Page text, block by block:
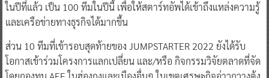
ในปีที่แล้ว เป็น 100 ทีมในปีนี้ เพื่อให้สตาร์ทอัพได้เข้าถึงแหล่งความรู้
และเครือข่ายทางธุรกิจได้มากขึ้น
ส่วน 10 ทีมที่เข้ารอบสุดท้ายของ JUMPSTARTER 2022 ยังได้รับ
โอกาสเข้าร่วมโครงการแลกเปลี่ยน และ/หรือ กิจกรรมวิจัยตลาดที่จัด